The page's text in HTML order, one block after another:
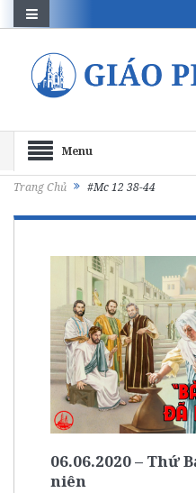
Menu
Trang Chủ #Mc 12 38-44
06.06.2020 – Thứ
niên